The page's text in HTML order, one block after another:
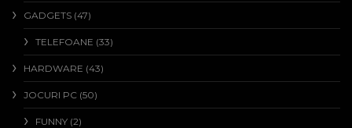
GADGETS (47)
TELEFOANE (33)
HARDWARE (43)
JOCURI PC (50)
FUNNY (2)